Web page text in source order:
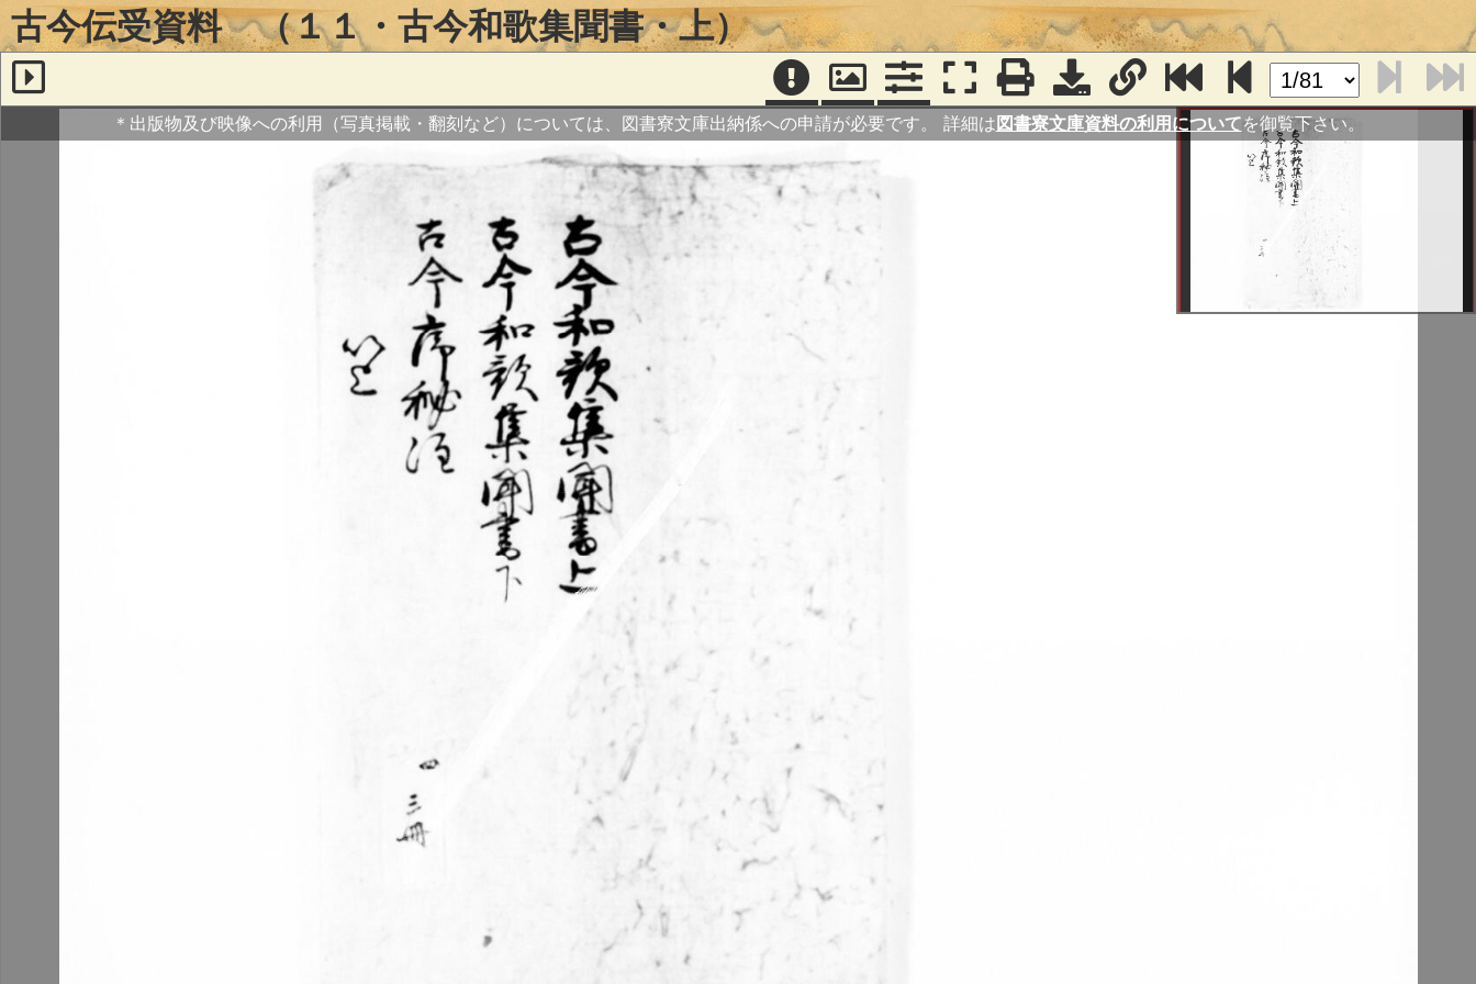
古今伝受資料 （１１・古今和歌集聞書・上）
＊出版物及び映像への利用（写真掲載・翻刻など）については、図書寮文庫出納係への申請が必要です。 詳細は 図書寮文庫資料の利用についてを御覧下さい。